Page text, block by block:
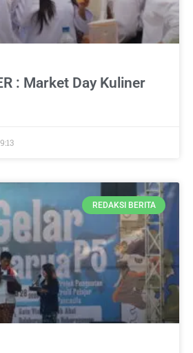
: Market Day Kuliner
REDAKSI BERITA